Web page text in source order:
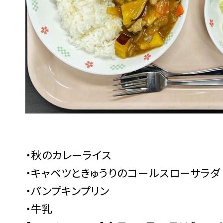
・秋のカレーライス
・キャベツときゅうりのコールスローサ
・パンプキンプリン
・牛乳